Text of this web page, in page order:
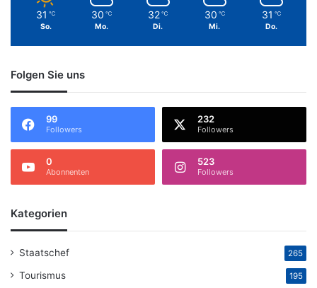
31 ℃
So.
30 ℃
Mo.
32 ℃
Di.
30 ℃
Mi.
31 ℃
Do.
Folgen Sie uns
99
Followers
232
Followers
0
Abonnenten
523
Followers
Kategorien
Staatschef 265
Tourismus 195